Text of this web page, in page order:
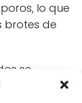
lo que
brotes de
se
tónicos a